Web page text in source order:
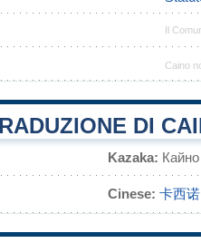
Il
Caino
DI
Kazaka: Кайно
Cinese: 卡西诺